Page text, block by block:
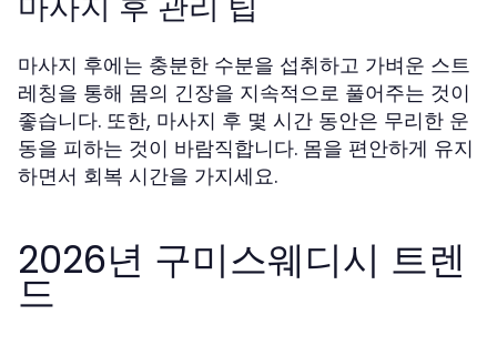
마사지 후에는 충분한 수분을 섭취하고 가벼운 스트
레칭을 통해 몸의 긴장을 지속적으로 풀어주는 것이
좋습니다. 또한, 마사지 후 몇 시간 동안은 무리한 운
동을 피하는 것이 바람직합니다. 몸을 편안하게 유지
하면서 회복 시간을 가지세요.
2026년 구미스웨디시 트렌
드